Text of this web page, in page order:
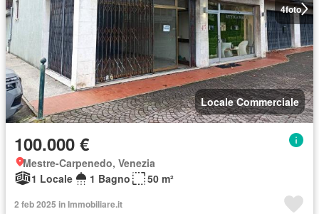
4foto
Locale Commerciale
100.000 €
Mestre-Carpenedo, Venezia
1 Locale
1 Bagno 50 m²
2 feb 2025 in Immobiliare.it